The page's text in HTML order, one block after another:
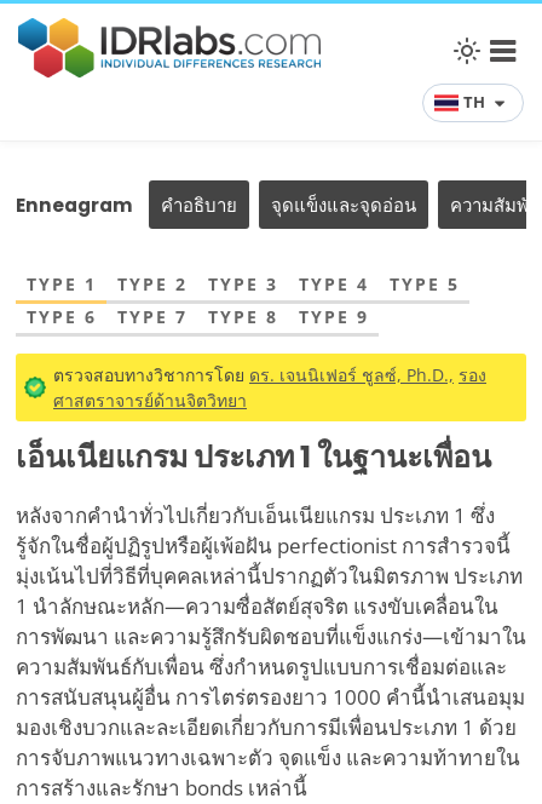
TH
Enneagram คำอธิบาย จุดแข็งและจุดอ่อน ความสัมพั
TYPE 1 TYPE 2 TYPE 3 TYPE 4
TYPE 5
TYPE 6
TYPE 7 TYPE 8 TYPE 9
ตรวจสอบทางวิชาการโดย ดร. เจนนิเฟอร์ ชูลซ์, Ph.D., รอง
ศาสตราจารย์ด้านจิตวิทยา
เอ็นเนียแกรม ประเภท 1 ในฐานะเพื่อน
หลังจากคำนำทั่วไปเกี่ยวกับเอ็นเนียแกรม ประเภท 1 ซึ่ง
รู้จักในชื่อผู้ปฏิรูปหรือผู้เพ้อฝัน perfectionist การสำรวจนี้
มุ่งเน้นไปที่วิธีที่บุคคลเหล่านี้ปรากฏตัวในมิตรภาพ ประเภท
1 นำลักษณะหลัก—ความซื่อสัตย์สุจริต แรงขับเคลื่อนใน
การพัฒนา และความรู้สึกรับผิดชอบที่แข็งแกร่ง—เข้ามาใน
ความสัมพันธ์กับเพื่อน ซึ่งกำหนดรูปแบบการเชื่อมต่อและ
การสนับสนุนผู้อื่น การไตร่ตรองยาว 1000 คำนี้นำเสนอมุม
มองเชิงบวกและละเอียดเกี่ยวกับการมีเพื่อนประเภท 1 ด้วย
การจับภาพแนวทางเฉพาะตัว จุดแข็ง และความท้าทายใน
การสร้างและรักษา bonds เหล่านี้